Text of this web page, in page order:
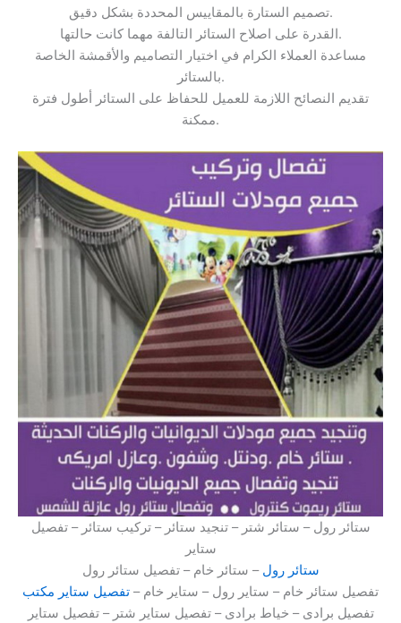
تصميم الستارة بالمقاييس المحددة بشكل دقيق.
القدرة على اصلاح الستائر التالفة مهما كانت حالتها.
مساعدة العملاء الكرام في اختيار التصاميم والأقمشة الخاصة
بالستائر.
تقديم النصائح اللازمة للعميل للحفاظ على الستائر أطول فترة
ممكنة.
ستائر رول – ستائر شتر – تنجيد ستائر – تركيب ستائر – تفصيل
ستاير
ستائر رول – ستائر خام – تفصيل ستائر رول
تفصيل ستائر خام – ستاير رول – ستاير خام – تفصيل ستاير مكتب
تفصيل برادى – خياط برادى – تفصيل ستاير شتر – تفصيل ستاير